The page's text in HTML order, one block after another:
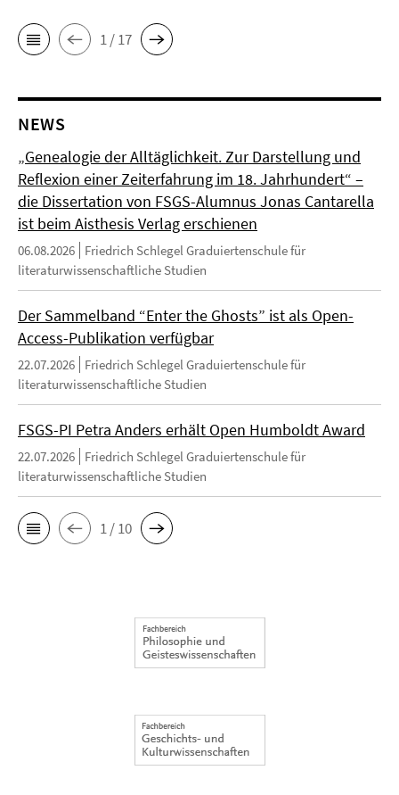
1 / 17
NEWS
„Genealogie der Alltäglichkeit. Zur Darstellung und
Reflexion einer Zeiterfahrung im 18. Jahrhundert“ –
die Dissertation von FSGS-Alumnus Jonas Cantarella
ist beim Aisthesis Verlag erschienen
06.08.2026
Friedrich Schlegel Graduiertenschule für
literaturwissenschaftliche Studien
Der Sammelband “Enter the Ghosts” ist als Open-
Access-Publikation verfügbar
22.07.2026
Friedrich Schlegel Graduiertenschule für
literaturwissenschaftliche Studien
FSGS-PI Petra Anders erhält Open Humboldt Award
22.07.2026
Friedrich Schlegel Graduiertenschule für
literaturwissenschaftliche Studien
1 / 10